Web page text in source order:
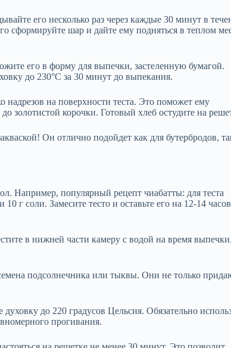
его несколько раз через каждые 30 минут в
сформируйте шар и дайте ему подняться в теплом
его в форму для выпечки, застеленную бумагой.
до 230°C за 30 минут до выпекания.
надрезов на поверхности теста. Это поможет ему
золотистой корочки. Готовый хлеб остудите на
Он отлично подойдет как для бутербродов,
Например, популярный рецепт чиабатты: для теста
г соли. Замесите тесто и оставьте его на 12-14
в нижней части камеру с водой на время
подсолнечника или тыквы. Они не только
до 220 градусов Цельсия. Обязательно
прогивания.